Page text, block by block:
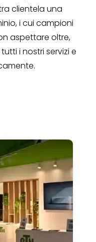
clientela una
i cui campioni
aspettare oltre,
i nostri servizi e